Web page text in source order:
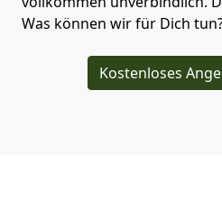
Was können wir für Dich
Kostenloses